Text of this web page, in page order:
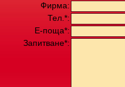
Фирма:
Тел.*:
Е-поща*:
Запитване*: